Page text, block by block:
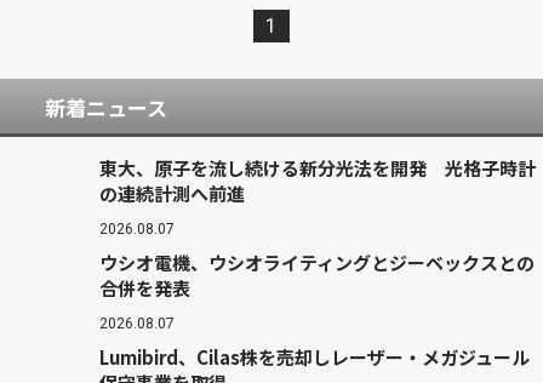
1
新着ニュース
東大、原子を流し続ける新分光法を開発 光格子時計
の連続計測へ前進
2026.08.07
ウシオ電機、ウシオライティングとジーベックスとの
合併を発表
2026.08.07
Lumibird、Cilas株を売却しレーザー・メガジュール